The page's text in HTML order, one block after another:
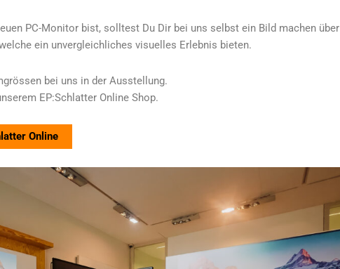
PC-Monitor bist, solltest Du Dir bei uns selbst ein Bild machen über
ein unvergleichliches visuelles Erlebnis bieten.
bei uns in der Ausstellung.
EP:Schlatter Online Shop.
Online